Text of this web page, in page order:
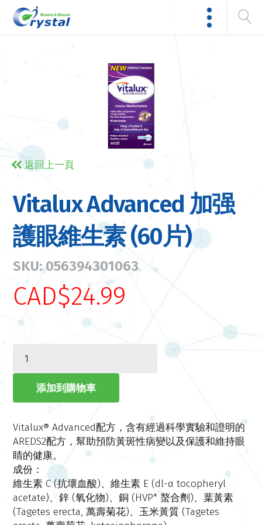
返回上一頁
Vitalux Advanced 加强
護眼維生素 (60片)
SKU: 056394301063
CAD$24.99
Vitalux® Advanced配方，含有經過科學實驗和證明的
AREDS2配方，幫助預防黃斑性病變以及保護和維持眼
睛的健康。
成份：
維生素 C (抗壞血酸)、維生素 E (dl-α tocopheryl
acetate)、鋅 (氧化物)、銅 (HVP* 螯合劑)、葉黃素
(Tagetes erecta, 萬壽菊花)、玉米黃質 (Tagetes